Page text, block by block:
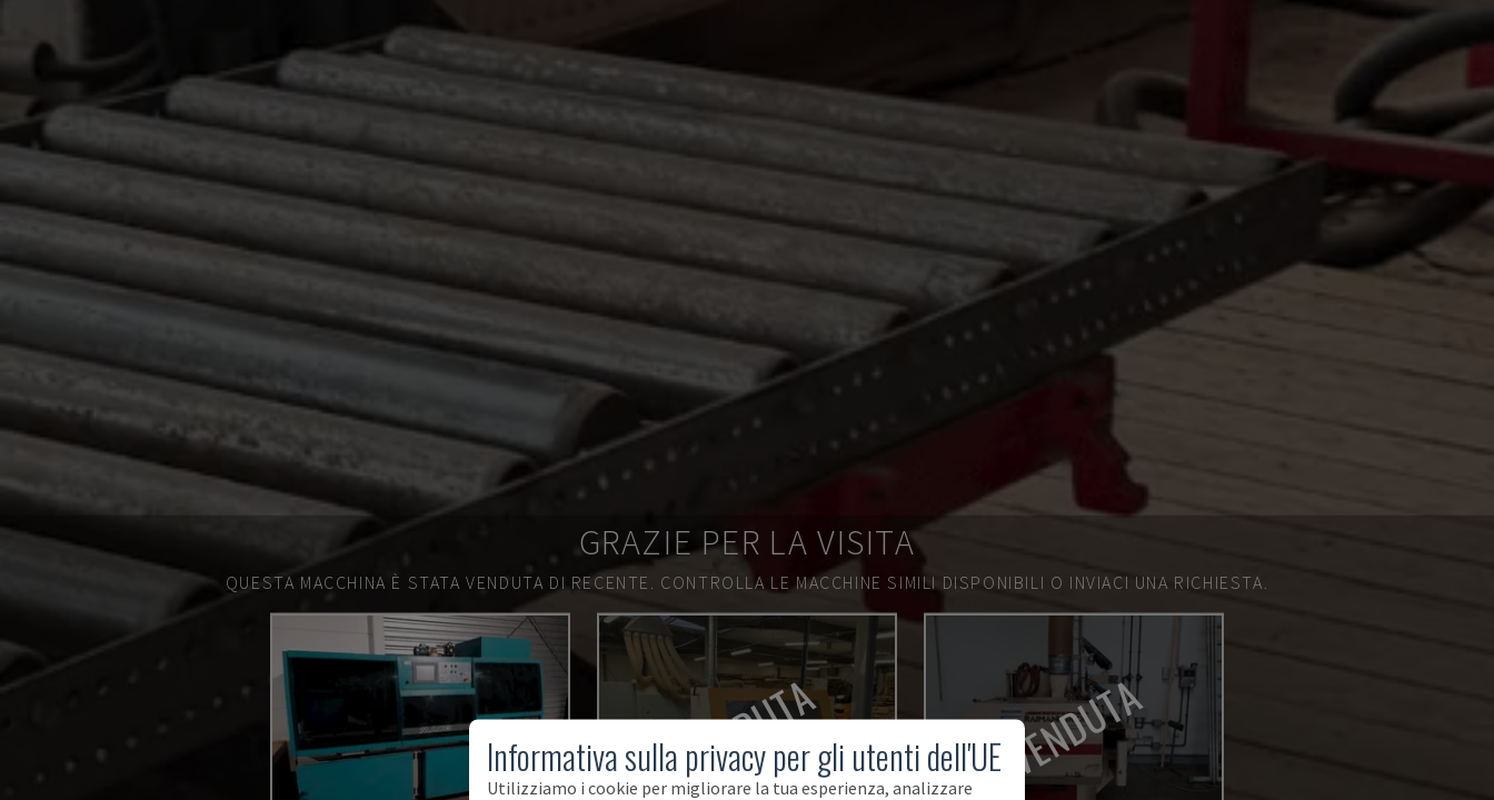
GRAZIE PER LA VISITA
QUESTA MACCHINA È STATA VENDUTA DI RECENTE. CONTROLLA LE MACCHINE SIMILI DISPONIBILI O INVIACI UNA RICHIESTA.
VENDUTA VENDUTA
Informativa sulla privacy per gli utenti dell'UE
Utilizziamo i cookie per migliorare la tua esperienza, analizzare